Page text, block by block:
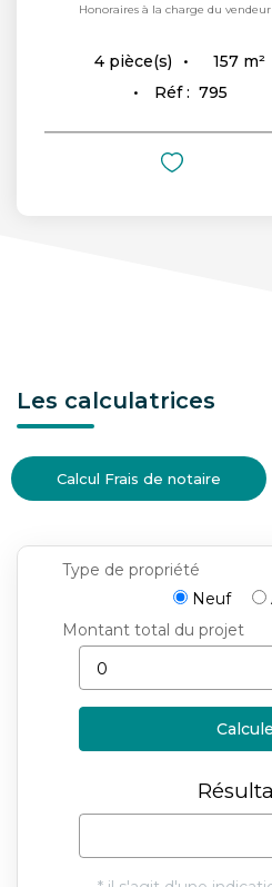
Honoraires à la charge du vendeur
4 pièce(s) 157 m²
Réf : 795
Les calculatrices
Calcul Frais de notaire